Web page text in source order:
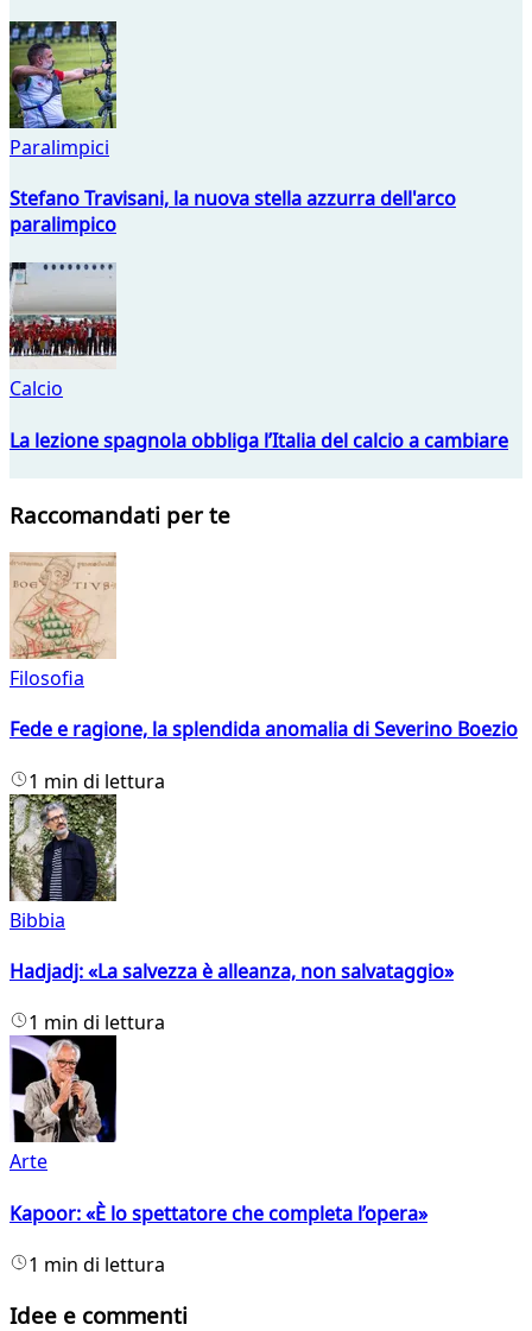
Paralimpici
Stefano Travisani, la nuova stella azzurra dell'arco
paralimpico
Calcio
La lezione spagnola obbliga l’Italia del calcio a cambiare
Raccomandati per te
Filosofia
Fede e ragione, la splendida anomalia di Severino Boezio
1 min di lettura
Bibbia
Hadjadj: «La salvezza è alleanza, non salvataggio»
1 min di lettura
Arte
Kapoor: «È lo spettatore che completa l’opera»
1 min di lettura
Idee e commenti